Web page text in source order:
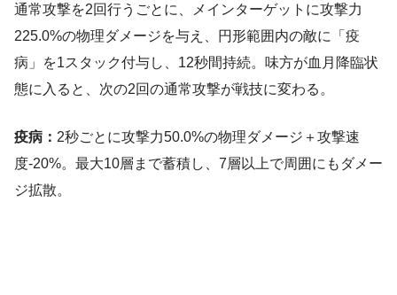
通常攻撃を2回行うごとに、メインターゲットに攻撃力
225.0%の物理ダメージを与え、円形範囲内の敵に「疫
病」を1スタック付与し、12秒間持続。味方が血月降臨状
態に入ると、次の2回の通常攻撃が戦技に変わる。
疫病： 2秒ごとに攻撃力50.0%の物理ダメージ＋攻撃速
度-20%。最大10層まで蓄積し、7層以上で周囲にもダメー
ジ拡散。